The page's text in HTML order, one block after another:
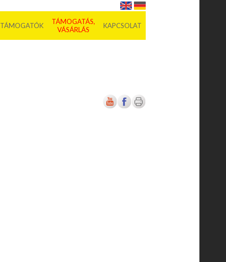
TÁMOGATÓK
TÁMOGATÁS,
VÁSÁRLÁS
KAPCSOLAT